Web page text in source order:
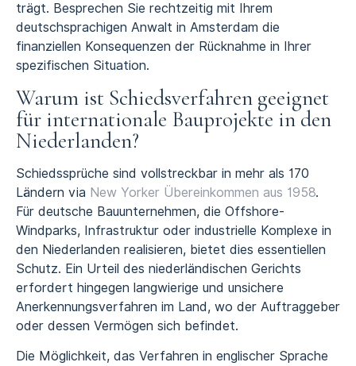
trägt. Besprechen Sie rechtzeitig mit Ihrem
deutschsprachigen Anwalt in Amsterdam die
finanziellen Konsequenzen der Rücknahme in Ihrer
spezifischen Situation.
Warum ist Schiedsverfahren geeignet
für internationale Bauprojekte in den
Niederlanden?
Schiedssprüche sind vollstreckbar in mehr als 170
Ländern via New Yorker Übereinkommen aus 1958.
Für deutsche Bauunternehmen, die Offshore-
Windparks, Infrastruktur oder industrielle Komplexe in
den Niederlanden realisieren, bietet dies essentiellen
Schutz. Ein Urteil des niederländischen Gerichts
erfordert hingegen langwierige und unsichere
Anerkennungsverfahren im Land, wo der Auftraggeber
oder dessen Vermögen sich befindet.
Die Möglichkeit, das Verfahren in englischer Sprache